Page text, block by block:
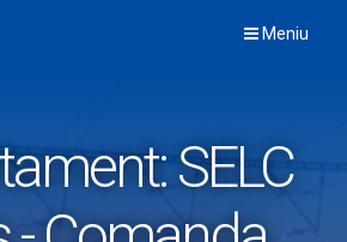
Meniu
SELC